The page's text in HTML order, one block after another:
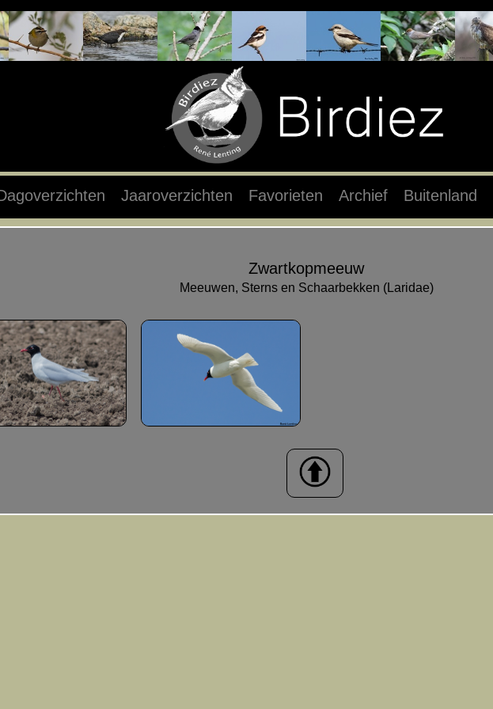
Jaaroverzichten Favorieten Archief Buitenland
Zwartkopmeeuw
Meeuwen, Sterns en Schaarbekken (Laridae)